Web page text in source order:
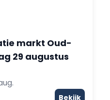
markt Oud-
29 augustus
Bekijk